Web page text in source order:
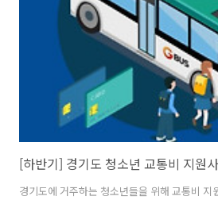
월 1회 청약통장 납입금액 국민주택의 경우 매
니다. 10만 원보다 많은 금액을 납입해도 매월
[하반기] 경기도 청소년 교통비 지원
경기도에 거주하는 청소년들을 위해 교통비 지